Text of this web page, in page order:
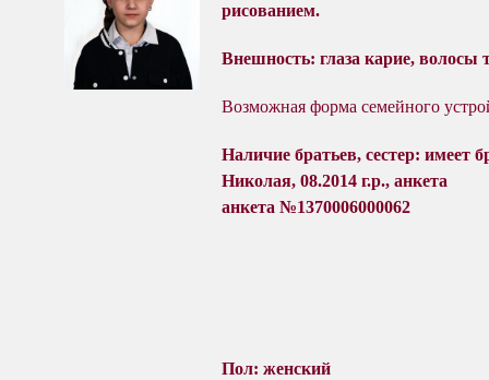
рисованием.
Внешность: глаза карие, волосы
Возможная форма семейного
Наличие братьев, сестер: имеет
Николая, 08.2014 г.р., анкета №
анкета №1370006000062
Пол: женский